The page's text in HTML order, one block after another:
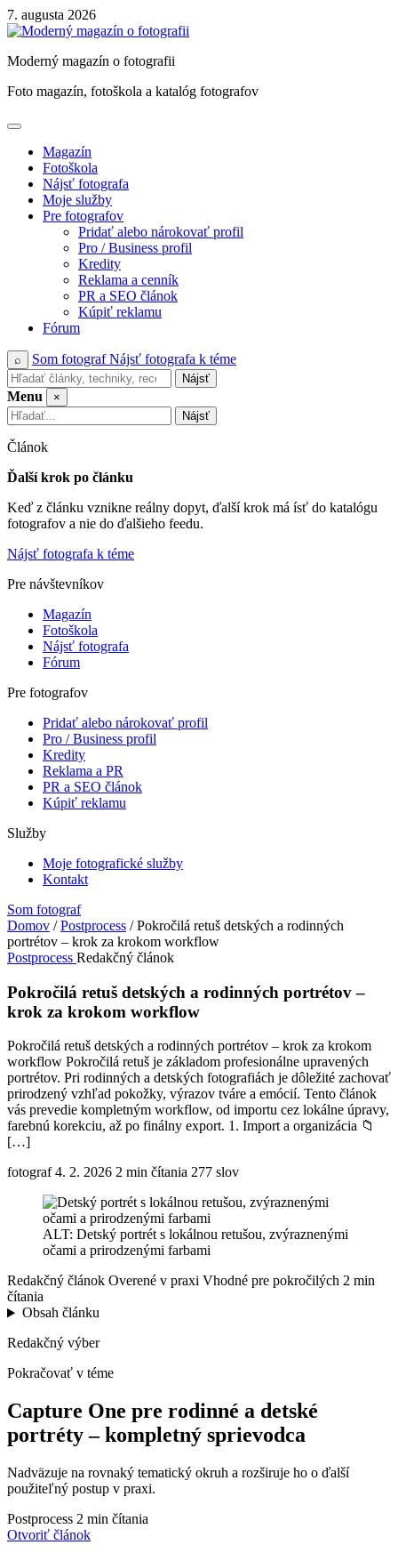
Skip
to
7. augusta 2026
Moderný magazín o fotografii
Foto magazín, fotoškola a katalóg fotografov
Magazín
Fotoškola
Nájsť fotografa
Moje služby
Pre fotografov
Pridať alebo nárokovať profil
Pro / Business profil
Kredity
Reklama a cenník
PR a SEO článok
Kúpiť reklamu
Fórum
⌕ Som fotografNájsť fotografa k téme
Nájsť
Menu
×
Nájsť
Článok
Ďalší krok po článku
Keď z článku vznikne reálny dopyt, ďalší krok má ísť do katalógu
fotografov a nie do ďalšieho feedu.
Nájsť fotografa k téme
Pre návštevníkov
Magazín
Fotoškola
Nájsť fotografa
Fórum
Pre fotografov
Pridať alebo nárokovať profil
Pro / Business profil
Kredity
Reklama a PR
PR a SEO článok
Kúpiť reklamu
Služby
Moje fotografické služby
Kontakt
Som fotograf
Domov / Postprocess / Pokročilá retuš detských a rodinných
portrétov – krok za krokom workflow
Postprocess Redakčný článok
Pokročilá retuš detských a rodinných portrétov –
krok za krokom workflow
Pokročilá retuš detských a rodinných portrétov – krok za krokom
workflow Pokročilá retuš je základom profesionálne upravených
portrétov. Pri rodinných a detských fotografiách je dôležité zachovať
prirodzený vzhľad pokožky, výrazov tváre a emócií. Tento článok
vás prevedie kompletným workflow, od importu cez lokálne úpravy,
farebnú korekciu, až po finálny export. 1. Import a organizácia 📁
[…]
fotograf 4. 2. 2026 2 min čítania 277 slov
ALT: Detský portrét s lokálnou retušou, zvýraznenými
očami a prirodzenými farbami
Redakčný článok Overené v praxi Vhodné pre pokročilých 2 min
čítania
Obsah článku
Redakčný výber
Pokračovať v téme
Capture One pre rodinné a detské
portréty – kompletný sprievodca
Nadväzuje na rovnaký tematický okruh a rozširuje ho o ďalší
použiteľný postup v praxi.
Postprocess 2 min čítania
Otvoriť článok